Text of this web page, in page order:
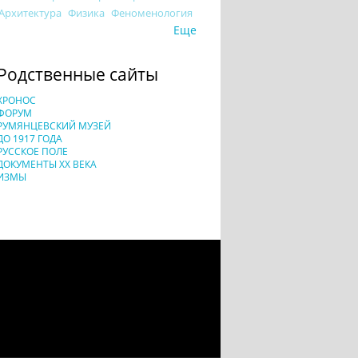
Физика Феноменология
Еще
сайты
МУЗЕЙ
1917 ГОДА
ПОЛЕ
XX ВЕКА